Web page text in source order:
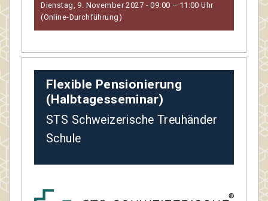
Dienstag, 9. November 2027 - 09:00 – 11:00 Uhr
(Online-Durchführung)
Flexible Pensionierung
(Halbtagesseminar)
STS Schweizerische Treuhänder
Schule